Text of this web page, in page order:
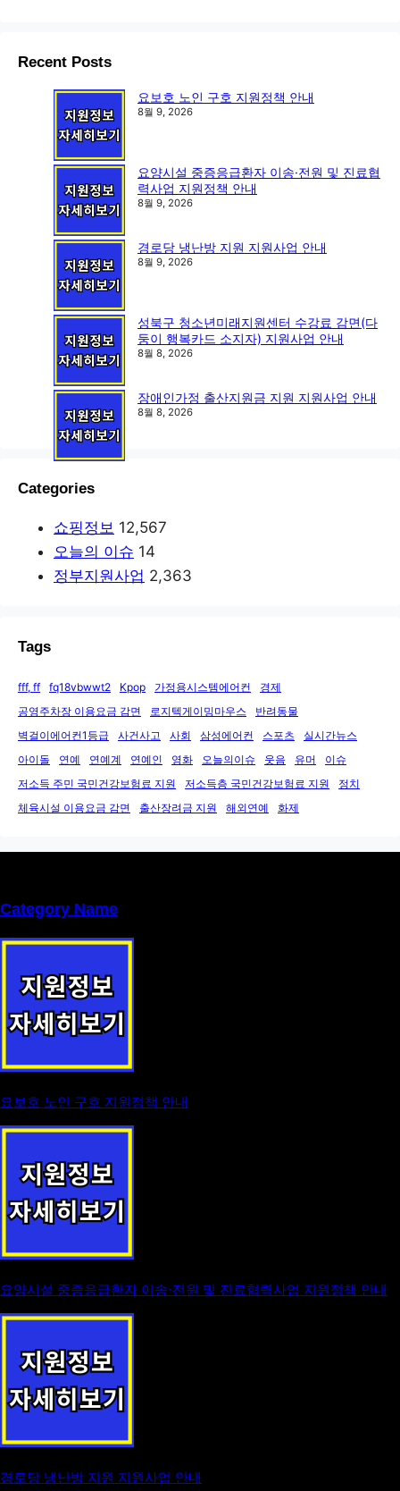
Recent Posts
요보호 노인 구호 지원정책 안내
8월 9, 2026
요양시설 중증응급환자 이송·전원 및 진료협
력사업 지원정책 안내
8월 9, 2026
경로당 냉난방 지원 지원사업 안내
8월 9, 2026
성북구 청소년미래지원센터 수강료 감면(다
둥이 행복카드 소지자) 지원사업 안내
8월 8, 2026
장애인가정 출산지원금 지원 지원사업 안내
8월 8, 2026
Categories
쇼핑정보 12,567
오늘의 이슈 14
정부지원사업 2,363
Tags
fff, ff fq18vbwwt2 Kpop 가정용시스템에어컨
경제
공영주차장 이용요금 감면
로지텍게이밍마우스
반려동물
벽걸이에어컨1등급
사건사고 사회 삼성에어컨 스포츠
실시간뉴스
아이돌
연예 연예계 연예인 영화 오늘의이슈 웃음 유머
이슈
저소득 주민 국민건강보험료 지원
저소득층 국민건강보험료 지원
정치
체육시설 이용요금 감면
출산장려금 지원 해외연예 화제
Category Name
요보호 노인 구호 지원정책 안내
요양시설 중증응급환자 이송·전원 및 진료협력사업 지원정책 안내
경로당 냉난방 지원 지원사업 안내